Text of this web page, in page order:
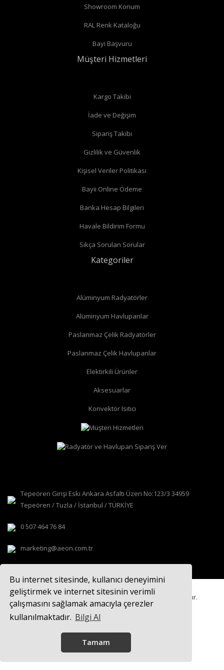
Bu internet sitesinde, kullanıcı deneyimini
geliştirmek ve internet sitesinin verimli
çalışmasını sağlamak amacıyla çerezler
kullanılmaktadır. Bilgi Al
Tamam
Showroom Konum
RAL Renk Kataloğu
Bayi Başvuru
Müşteri Hizmetleri
Kargo Takibi
İade ve Değişim
Sipariş Takibi
Gizlilik ve Güvenlik
Kişisel Veriler Politikası
Bayii Online Ödeme
Banka Hesap Bilgileri
Havale Bildirim Formu
Sıkça Sorulan Sorular
Kategoriler
Alüminyum Radyatörler
Alüminyum Havlupanlar
Paslanmaz Çelik Radyatörler
Paslanmaz Çelik Havlupanlar
Elektirkili Ürünler
Aksesuarlar
Konvektör Isıtıcı
Tepeören Girişi Eski Ankara Asfaltı Üzeri No:123/3 34959
Tepeören / Tuzla / İstanbul / TÜRKİYE
0 507 464 76 84
marketing@aeon.com.tr
© 2021AEON TASARIM RADYATÖRTüm hakları saklıdır.